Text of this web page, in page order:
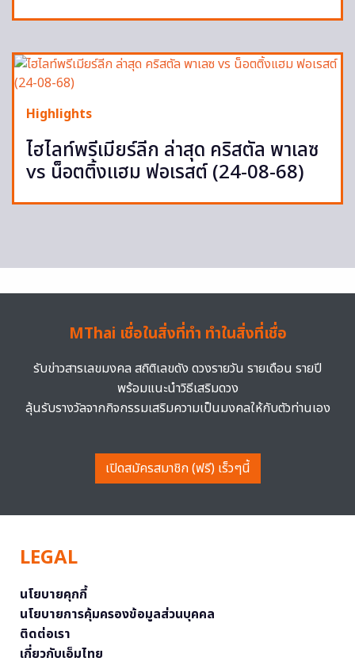
Highlights
ไฮไลท์พรีเมียร์ลีก ล่าสุด คริสตัล พาเลซ
vs น็อตติ้งแฮม ฟอเรสต์ (24-08-68)
MThai เชื่อในสิ่งที่ทำ ทำในสิ่งที่เชื่อ
รับข่าวสารเลขมงคล สถิติเลขดัง ดวงรายวัน รายเดือน รายปี
พร้อมแนะนำวิธีเสริมดวง
ลุ้นรับรางวัลจากกิจกรรมเสริมความเป็นมงคลให้กับตัวท่านเอง
เปิดสมัครสมาชิก (ฟรี) เร็วๆนี้
LEGAL
นโยบายคุกกี้
นโยบายการคุ้มครองข้อมูลส่วนบุคคล
ติดต่อเรา
เกี่ยวกับเอ็มไทย